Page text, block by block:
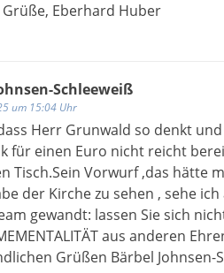
Grüße, Eberhard Huber
Schleeweiß
um 15:04 Uhr
Herr Grunwald so denkt
für einen Euro nicht reicht
Tisch.Sein Vorwurf ,das hätte
der Kirche zu sehen , sehe ich
gewandt: lassen Sie sich
aus anderen
Grüßen Bärbel Johnsen-